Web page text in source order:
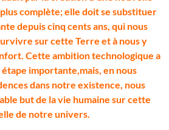
complète; elle doit se substituer
depuis cinq cents ans, qui nous
sur cette Terre et à nous y
Cette ambition technologique a
importante,mais, en nous
dans notre existence, nous
but de la vie humaine sur cette
de notre univers.